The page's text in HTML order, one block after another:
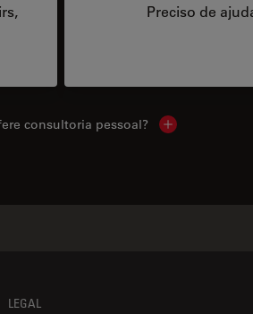
Preciso de
consultoria pessoal? Show local
LEGAL